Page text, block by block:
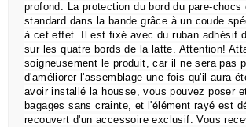
profond. La protection du bord du pare-
standard dans la bande grâce à un coude
à cet effet.
Il est fixé avec du ruban adhésif
sur les quatre bords de la latte. Attention!
soigneusement le produit, car il ne sera pas
d'améliorer l'assemblage une fois qu'il aura
avoir installé la housse, vous pouvez poser
bagages sans crainte, et l'élément rayé est
recouvert d'un accessoire exclusif.Vous